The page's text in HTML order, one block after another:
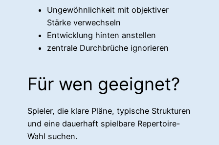
Ungewöhnlichkeit mit objektiver
Stärke verwechseln
Entwicklung hinten anstellen
zentrale Durchbrüche ignorieren
Für wen geeignet?
Spieler, die klare Pläne, typische Strukturen
und eine dauerhaft spielbare Repertoire-
Wahl suchen.